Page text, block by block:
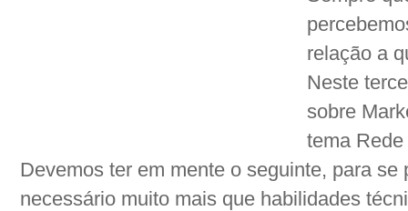
relação a
Neste
sobre
tema
Devemos ter em mente o seguinte, para
necessário muito mais que habilidades